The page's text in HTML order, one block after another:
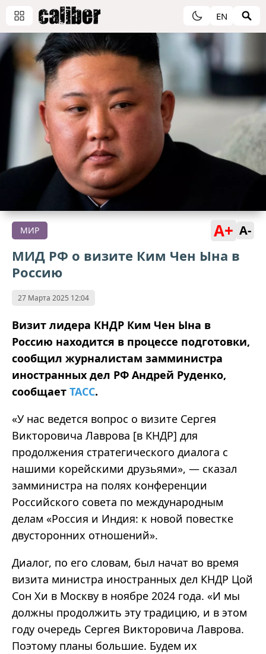
EN
МИР A+ A-
МИД РФ о визите Ким Чен Ына в
Россию
27 Марта 2025 12:04
Визит лидера КНДР Ким Чен Ына в
Россию находится в процессе подготовки,
сообщил журналистам замминистра
иностранных дел РФ Андрей Руденко,
сообщает ТАСС.
«У нас ведется вопрос о визите Сергея
Викторовича Лаврова [в КНДР] для
продолжения стратегического диалога с
нашими корейскими друзьями», — сказал
замминистра на полях конференции
Российского совета по международным
делам «Россия и Индия: к новой повестке
двусторонних отношений».
Диалог, по его словам, был начат во время
визита министра иностранных дел КНДР Цой
Сон Хи в Москву в ноябре 2024 года. «И мы
должны продолжить эту традицию, и в этом
году очередь Сергея Викторовича Лаврова.
Поэтому планы большие. Будем их